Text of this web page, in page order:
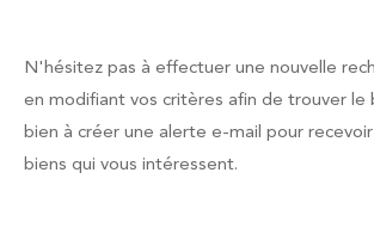
N'hésitez pas à effectuer une nouvelle
en modifiant vos critères afin de trouver le
bien à créer une alerte e-mail pour
biens qui vous intéressent.
Budget